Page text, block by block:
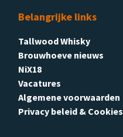
Belangrijke links
Tallwood Whisky
Brouwhoeve nieuws
NiX18
Vacatures
Algemene voorwaarden
Privacy beleid & Cookies